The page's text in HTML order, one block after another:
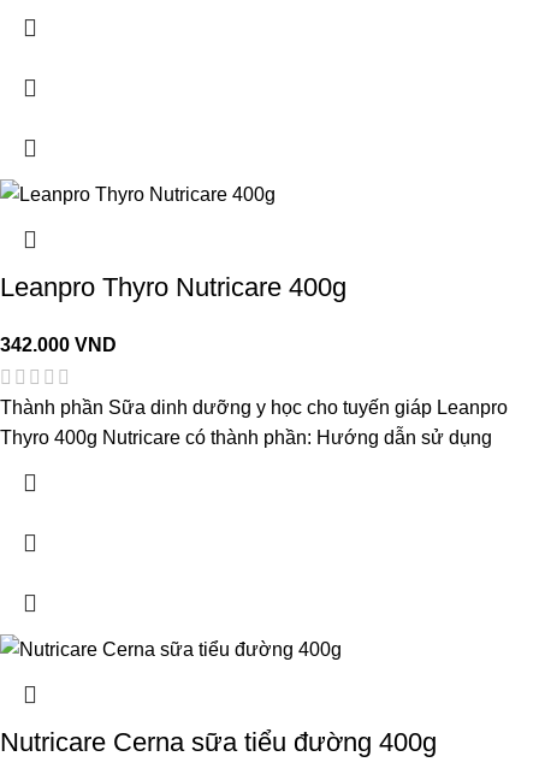
Leanpro Thyro Nutricare 400g
342.000VND
Thành phần Sữa dinh dưỡng y học cho tuyến giáp Leanpro
Thyro 400g Nutricare có thành phần: Hướng dẫn sử dụng
Nutricare Cerna sữa tiểu đường 400g